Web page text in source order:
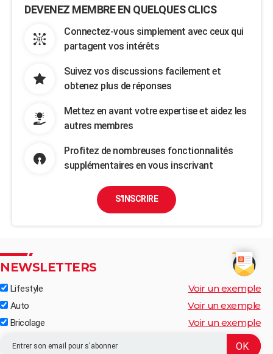
DEVENEZ MEMBRE EN QUELQUES CLICS
Connectez-vous simplement avec ceux qui
partagent vos intérêts
Suivez vos discussions facilement et
obtenez plus de réponses
Mettez en avant votre expertise et aidez les
autres membres
Profitez de nombreuses fonctionnalités
supplémentaires en vous inscrivant
S'INSCRIRE
NEWSLETTERS
Lifestyle Voir un exemple
Auto Voir un exemple
Bricolage Voir un exemple